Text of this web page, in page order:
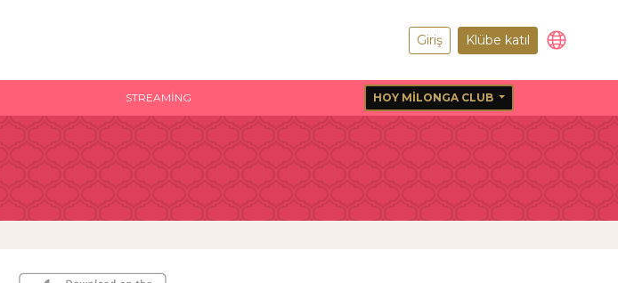
Giriş Klübe katıl
STREAMING HOY MILONGA CLUB